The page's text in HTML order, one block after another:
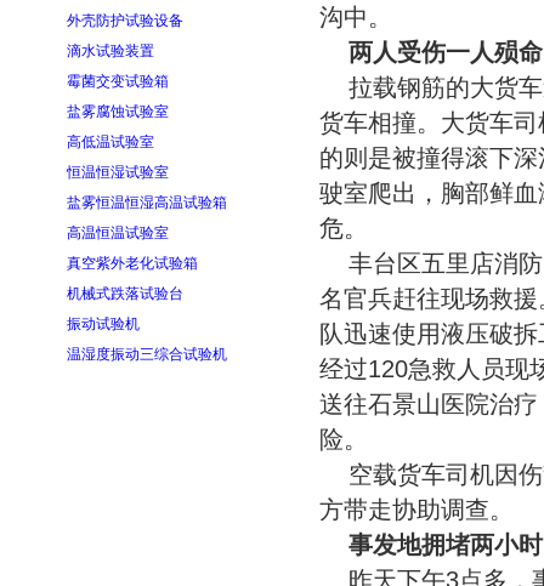
外壳防护试验设备
滴水试验装置
霉菌交变试验箱
盐雾腐蚀试验室
高低温试验室
恒温恒湿试验室
盐雾恒温恒湿高温试验箱
高温恒温试验室
真空紫外老化试验箱
机械式跌落试验台
振动试验机
温湿度振动三综合试验机
沟中。
两人受伤一人殒命
拉载钢筋的大货
货车相撞。大货车
的则是被撞得滚下
驶室爬出，胸部鲜
危。
丰台区五里店消
名官兵赶往现场救
队迅速使用液压破
经过120急救人员现
送往石景山医院治
险。
空载货车司机因
方带走协助调查。
事发地拥堵两小时
昨天下午3点多，